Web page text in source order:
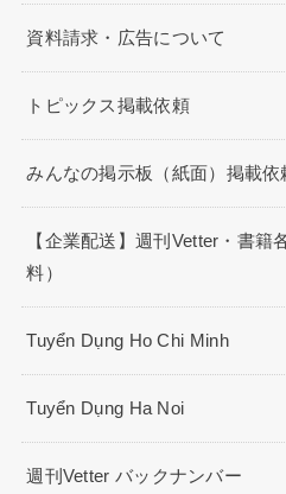
資料請求・広告について
トピックス掲載依頼
みんなの掲示板（紙面）掲載依
【企業配送】週刊Vetter・書籍
料）
Tuyển Dụng Ho Chi Minh
Tuyển Dụng Ha Noi
週刊Vetter バックナンバー